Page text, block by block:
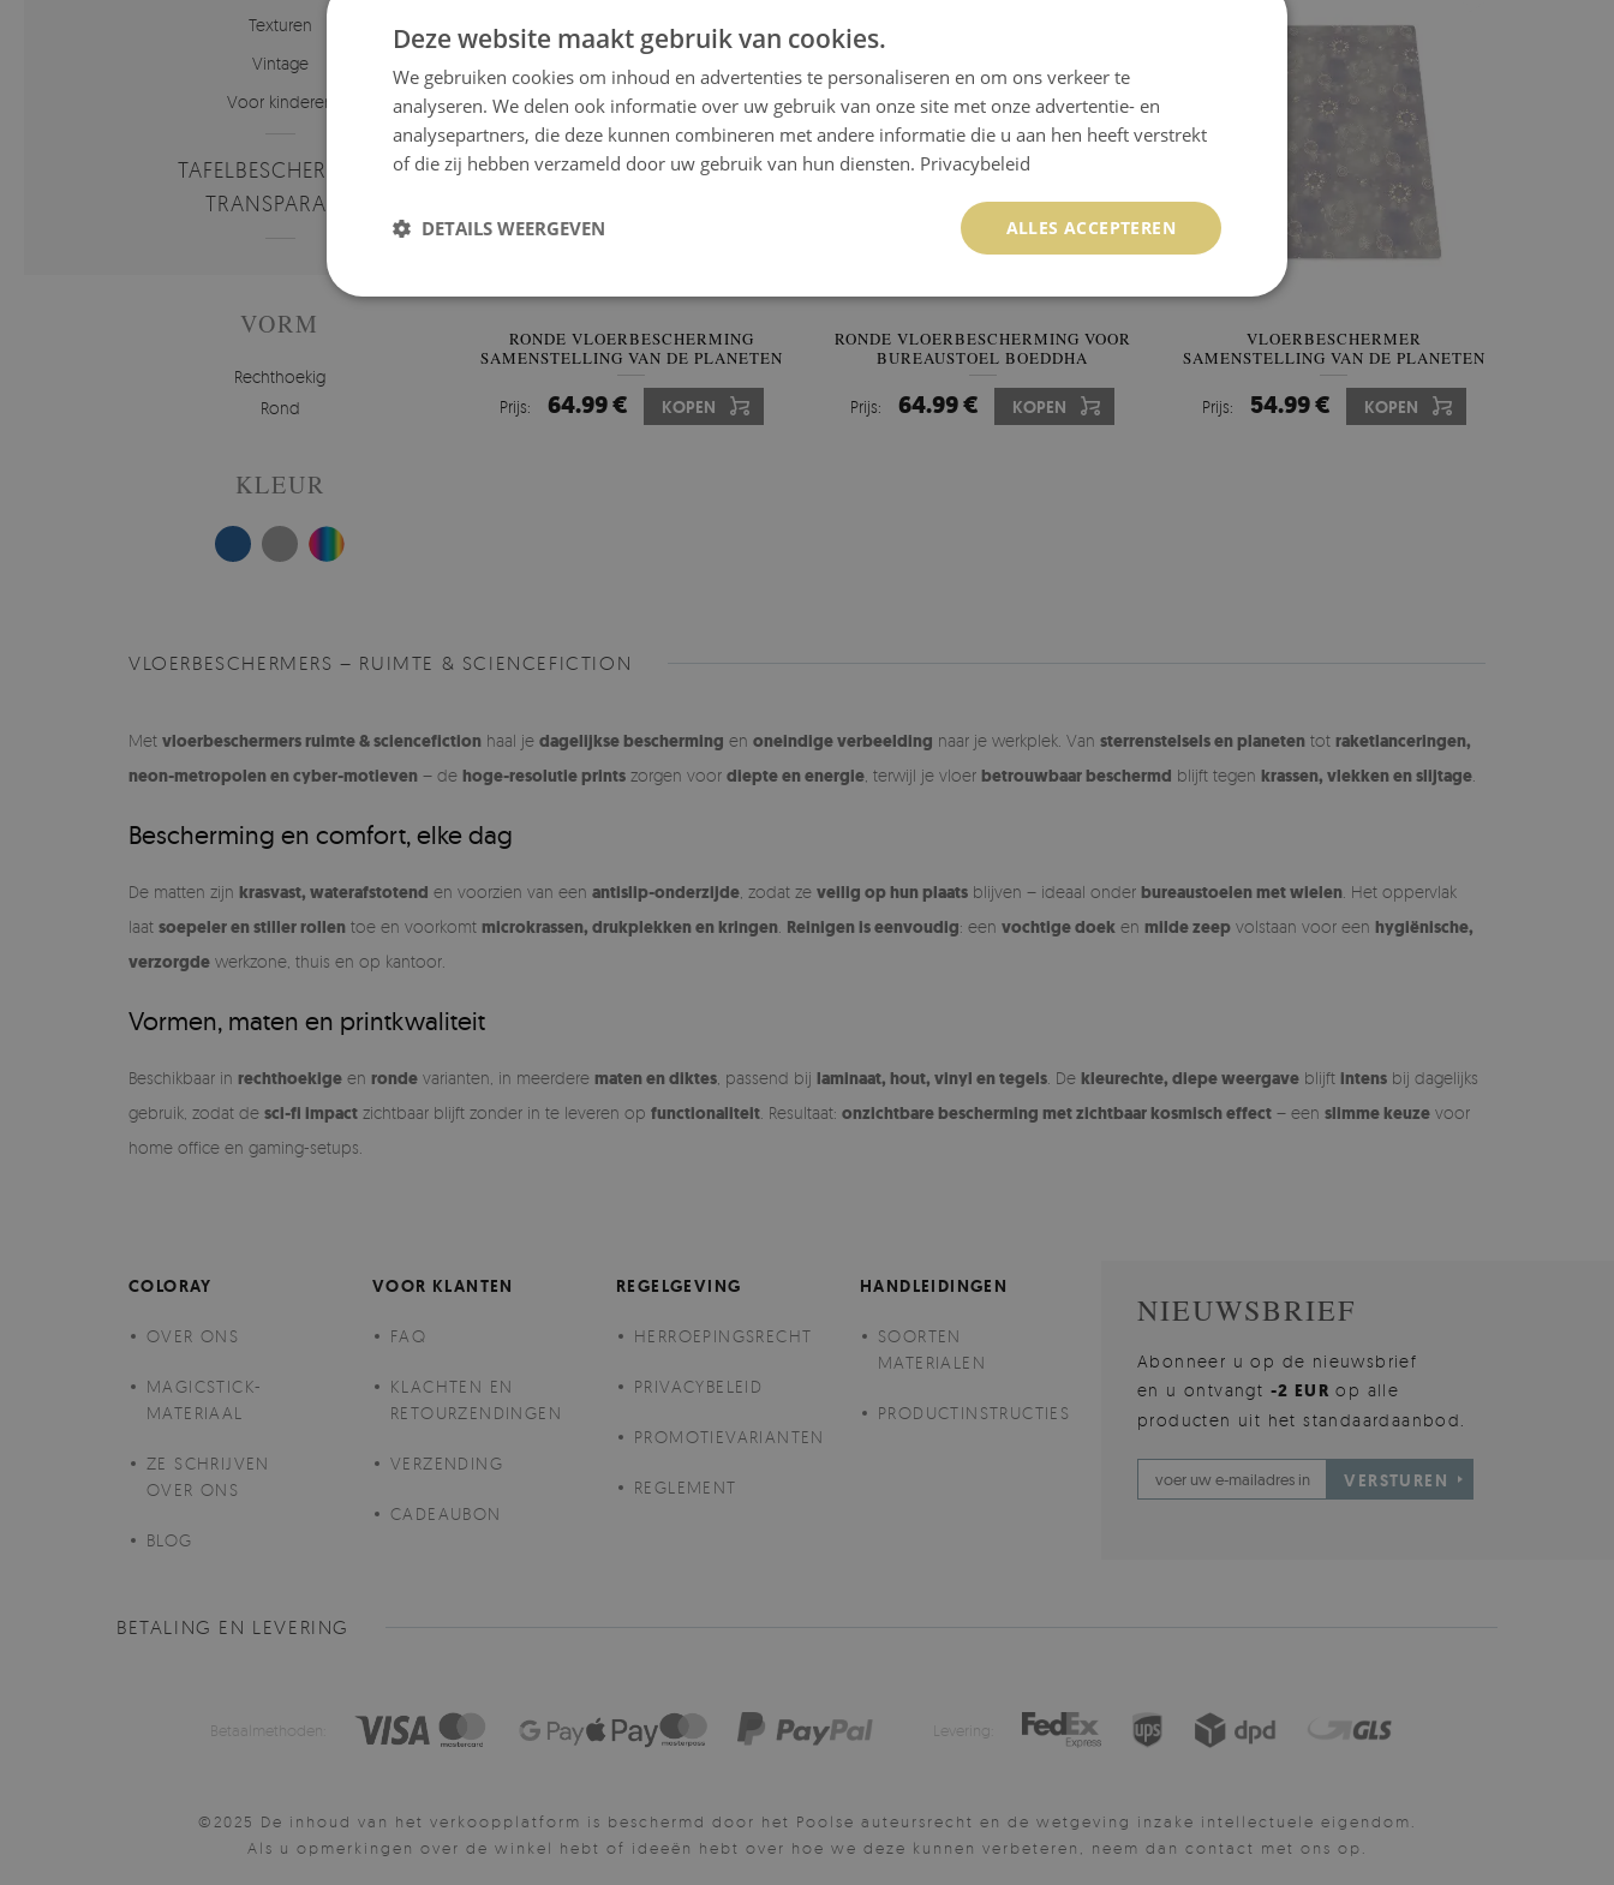
Texturen
Vintage
Voor kinderen
TAFELBESCHERMERS
TRANSPARANT
VORM
Rechthoekig
Rond
KLEUR
RONDE VLOERBESCHERMING
SAMENSTELLING VAN DE PLANETEN
Prijs: 64.99 € KOPEN
RONDE VLOERBESCHERMING VOOR
BUREAUSTOEL BOEDDHA
VERGEZELD DOOR EEN MANDALA
Prijs: 64.99 € KOPEN
VLOERBESCHERMER
SAMENSTELLING VAN DE PLANETEN
Prijs: 54.99 € KOPEN
VLOERBESCHERMERS – RUIMTE & SCIENCEFICTION
Met vloerbeschermers ruimte & sciencefiction haal je dagelijkse bescherming en oneindige verbeelding naar je werkplek. Van sterrenstelsels en planeten tot raketlanceringen,
neon-metropolen en cyber-motieven – de hoge-resolutie prints zorgen voor diepte en energie , terwijl je vloer betrouwbaar beschermd blijft tegen krassen, vlekken en slijtage
Bescherming en comfort, elke dag
De matten zijn krasvast, waterafstotend en voorzien van een antislip-onderzijde , zodat ze veilig op hun plaats blijven – ideaal onder bureaustoelen met wielen . Het oppervlak
laat soepeler en stiller rollen toe en voorkomt microkrassen, drukplekken en kringen Reinigen is eenvoudig: een vochtige doek en milde zeep volstaan voor een hygiënische,
verzorgde werkzone, thuis en op kantoor.
Vormen, maten en printkwaliteit
Beschikbaar in rechthoekige en ronde varianten, in meerdere maten en diktes , passend bij laminaat, hout, vinyl en tegels . De kleurechte, diepe weergave blijft intens bij dagelijks
gebruik, zodat de sci-fi impact zichtbaar blijft zonder in te leveren op functionaliteit . Resultaat: onzichtbare bescherming met zichtbaar kosmisch effect – een slimme keuze voor
home office en gaming-setups.
COLORAY
OVER ONS
MAGICSTICK-
MATERIAAL
ZE SCHRIJVEN
OVER ONS
BLOG
VOOR KLANTEN
FAQ
KLACHTEN EN
RETOURZENDINGEN
VERZENDING
CADEAUBON
REGELGEVING
HERROEPINGSRECHT
PRIVACYBELEID
PROMOTIEVARIANTEN
REGLEMENT
HANDLEIDINGEN
SOORTEN
MATERIALEN
PRODUCTINSTRUCTIES
NIEUWSBRIEF
Abonneer u op de nieuwsbrief
en u ontvangt -2 EUR op alle
producten uit het standaardaanbod.
VERSTUREN
BETALING EN LEVERING
Betaalmethoden: Levering:
©2025 De inhoud van het verkoopplatform is beschermd door het Poolse auteursrecht en de wetgeving inzake intellectuele eigendom.
Als u opmerkingen over de winkel hebt of ideeën hebt over hoe we deze kunnen verbeteren, neem dan contact met ons op.
Deze website maakt gebruik van cookies.
We gebruiken cookies om inhoud en advertenties te personaliseren en om ons verkeer te
analyseren. We delen ook informatie over uw gebruik van onze site met onze advertentie- en
analysepartners, die deze kunnen combineren met andere informatie die u aan hen heeft verstrekt
of die zij hebben verzameld door uw gebruik van hun diensten. Privacybeleid
ALLES ACCEPTEREN
DETAILS WEERGEVEN